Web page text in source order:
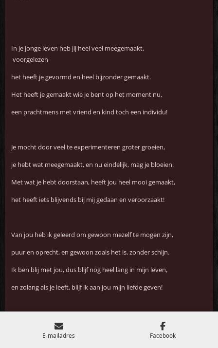
In je jonge leven heb jij heel veel meegemaakt,
voorgelezen
het heeft je gevormd en heel bijzonder gemaakt.
Het heeft je gemaakt wie je bent op het moment nu,
een prachtmens met vriend en kind toch een individu!
Je mocht door veel te experimenteren groter groeien,
je hebt wat meegemaakt, en nu eindelijk, mag je bloeien.
Met wat je hebt doorstaan, heeft jou heel mooi gemaakt,
het heeft iets blijvends bij mij gedaan en veroorzaakt!
Van jou heb ik geleerd om gewoon mezelf te mogen zijn,
puur en oprecht, en gewoon zoals het is, zonder schijn.
Ik ben blij met jou, dus blijf nog heel lang in mijn leven,
en zolang als je leeft, blijf ik aan jou mijn liefde geven!
E-mailadres Facebook